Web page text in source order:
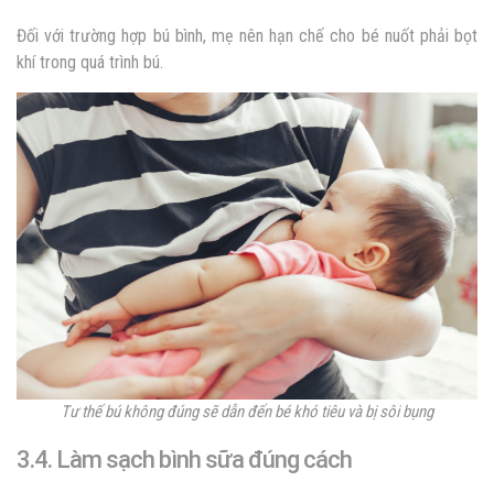
Đối với trường hợp bú bình, mẹ nên hạn chế cho bé nuốt phải bọt
khí trong quá trình bú.
Tư thế bú không đúng sẽ dẫn đến bé khó tiêu và bị sôi bụng
3.4. Làm sạch bình sữa đúng cách